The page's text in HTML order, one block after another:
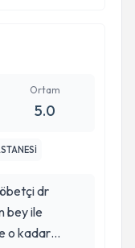
Ortam
5.0
dr
bey ile
o kadar